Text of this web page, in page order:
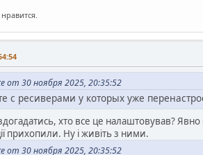
от 30 ноября 2025, 20:35:52
с ресиверами у которых уже
хто все це налаштовував?
прихопили. Ну і живіть з ними.
от 30 ноября 2025, 20:35:52